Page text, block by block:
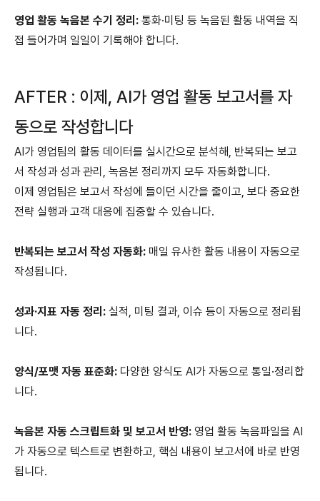
영업 활동 녹음본 수기 정리: 통화·미팅 등 녹음된 활동 내역을 직
접 들어가며 일일이 기록해야 합니다.
AFTER : 이제, AI가 영업 활동 보고서를 자
동으로 작성합니다
AI가 영업팀의 활동 데이터를 실시간으로 분석해, 반복되는 보고
서 작성과 성과 관리, 녹음본 정리까지 모두 자동화합니다.
이제 영업팀은 보고서 작성에 들이던 시간을 줄이고, 보다 중요한
전략 실행과 고객 대응에 집중할 수 있습니다.
반복되는 보고서 작성 자동화: 매일 유사한 활동 내용이 자동으로
작성됩니다.
성과·지표 자동 정리: 실적, 미팅 결과, 이슈 등이 자동으로 정리됩
니다.
양식/포맷 자동 표준화: 다양한 양식도 AI가 자동으로 통일·정리합
니다.
녹음본 자동 스크립트화 및 보고서 반영: 영업 활동 녹음파일을 AI
가 자동으로 텍스트로 변환하고, 핵심 내용이 보고서에 바로 반영
됩니다.